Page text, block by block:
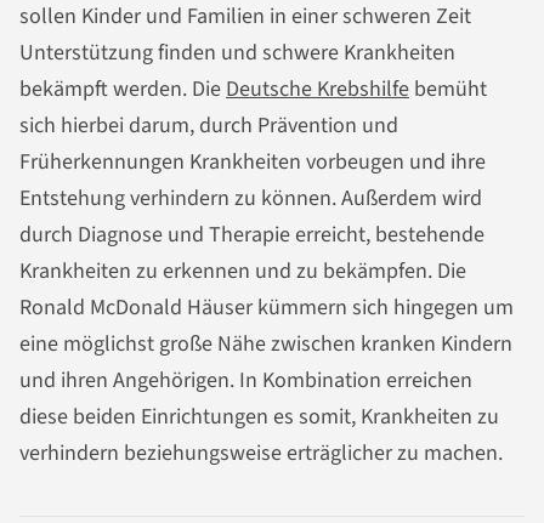
sollen Kinder und Familien in einer schweren Zeit
Unterstützung finden und schwere Krankheiten
bekämpft werden. DieDeutsche Krebshilfe bemüht
sich hierbei darum, durch Prävention und
Früherkennungen Krankheiten vorbeugen und ihre
Entstehung verhindern zu können. Außerdem wird
durch Diagnose und Therapie erreicht, bestehende
Krankheiten zu erkennen und zu bekämpfen. Die
Ronald McDonald Häuser kümmern sich hingegen um
eine möglichst große Nähe zwischen kranken Kindern
und ihren Angehörigen. In Kombination erreichen
diese beiden Einrichtungen es somit, Krankheiten zu
verhindern beziehungsweise erträglicher zu machen.